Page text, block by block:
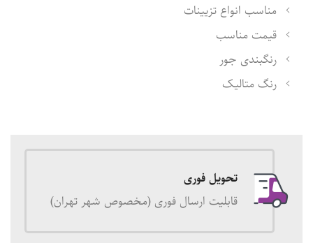
مناسب انواع تزیینات
قیمت مناسب
رنگبندی جور
رنگ متالیک
تحویل فوری
قابلیت ارسال فوری (مخصوص شهر تهران)